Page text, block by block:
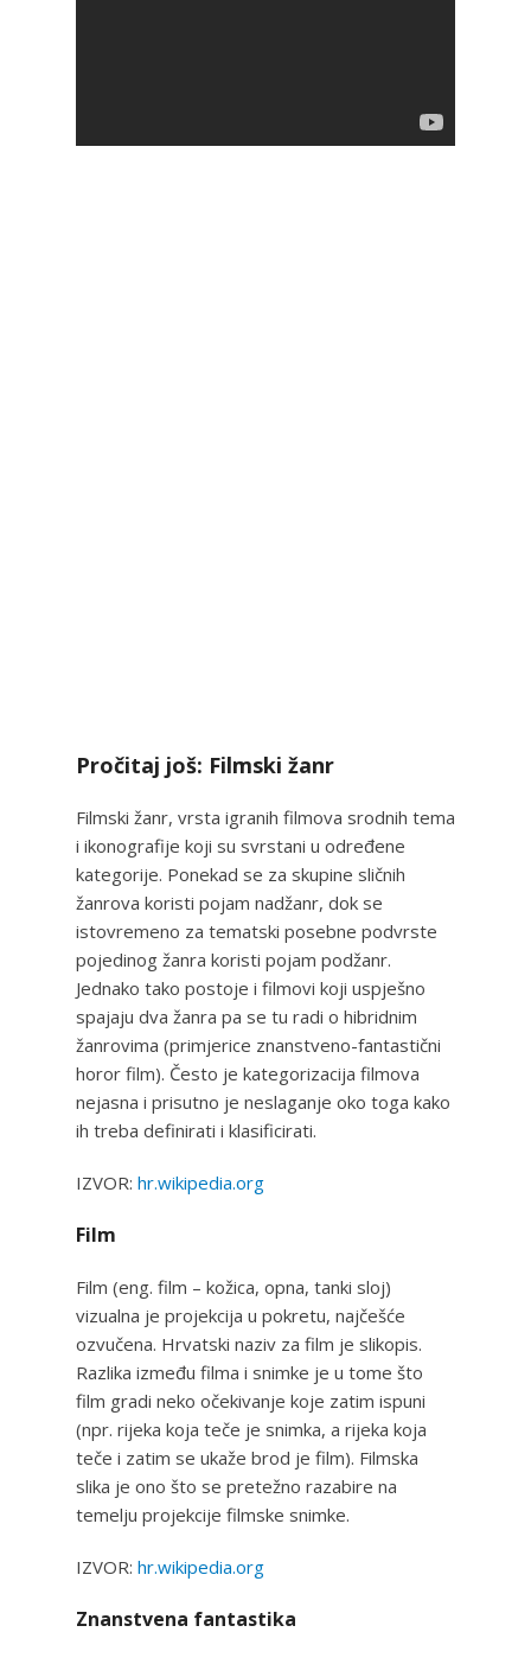
Pročitaj još: Filmski žanr
Filmski žanr, vrsta igranih filmova srodnih tema
i ikonografije koji su svrstani u određene
kategorije. Ponekad se za skupine sličnih
žanrova koristi pojam nadžanr, dok se
istovremeno za tematski posebne podvrste
pojedinog žanra koristi pojam podžanr.
Jednako tako postoje i filmovi koji uspješno
spajaju dva žanra pa se tu radi o hibridnim
žanrovima (primjerice znanstveno-fantastični
horor film). Često je kategorizacija filmova
nejasna i prisutno je neslaganje oko toga kako
ih treba definirati i klasificirati.
IZVOR: hr.wikipedia.org
Film
Film (eng. film – kožica, opna, tanki sloj)
vizualna je projekcija u pokretu, najčešće
ozvučena. Hrvatski naziv za film je slikopis.
Razlika između filma i snimke je u tome što
film gradi neko očekivanje koje zatim ispuni
(npr. rijeka koja teče je snimka, a rijeka koja
teče i zatim se ukaže brod je film). Filmska
slika je ono što se pretežno razabire na
temelju projekcije filmske snimke.
IZVOR: hr.wikipedia.org
Znanstvena fantastika